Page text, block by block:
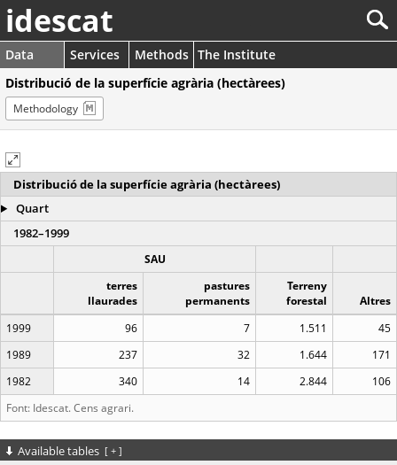
idescat
Data Services Methods The Institute
Distribució de la superfície agrària (hectàrees)
Methodology
Distribució de la superfície agrària (hectàrees)
Quart
1982–1999
SAU
terres
llaurades
pastures
permanents
Terreny
forestal
Altres
1999
96 7 1.511
45
1989
237 32 1.644
171
1982
340 14 2.844
106
Font: Idescat. Cens agrari.
Available tables [ + ]